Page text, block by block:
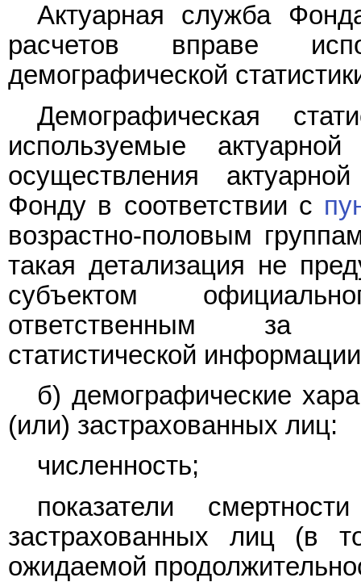
Актуарная служба
расчетов вправе
демографической
Демографическая
используемые
осуществления
Фонду в соответствии с
возрастно-половым
такая детализация не
субъектом
ответственным за
статистической
б) демографические
(или) застрахованных лиц:
численность;
показатели
застрахованных лиц (в
ожидаемой